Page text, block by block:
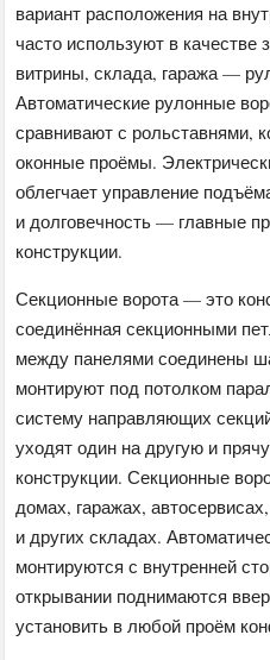
вариант расположения на
часто используют в качестве
витрины, склада, гаража —
Автоматические рулонные
сравнивают с рольставнями,
оконные проёмы.
облегчает управление
и долговечность — главные
конструкции.
Секционные ворота — это
соединённая секционными
между панелями соединены
монтируют под потолком
систему направляющих
уходят один на другую и
конструкции. Секционные
домах, гаражах,
и других складах.
монтируются с внутренней
открывании поднимаются
установить в любой проём